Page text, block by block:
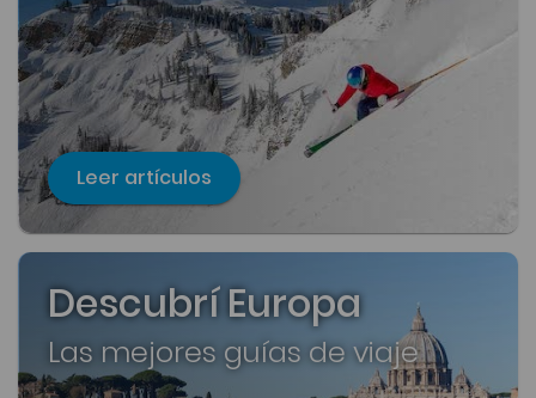
Leer artículos
Descubrí Europa
Las mejores guías de viaje